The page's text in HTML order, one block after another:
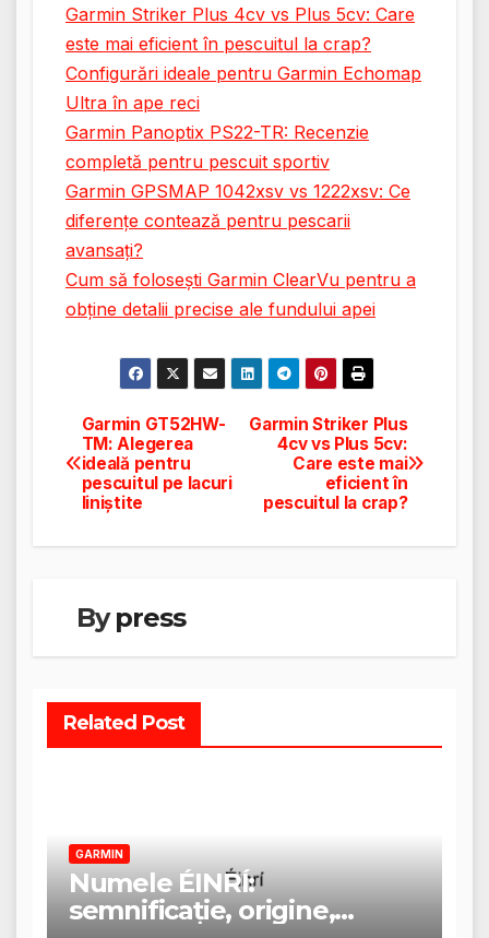
Garmin Striker Plus 4cv vs Plus 5cv: Care
este mai eficient în pescuitul la crap?
Configurări ideale pentru Garmin Echomap
Ultra în ape reci
Garmin Panoptix PS22-TR: Recenzie
completă pentru pescuit sportiv
Garmin GPSMAP 1042xsv vs 1222xsv: Ce
diferențe contează pentru pescarii
avansați?
Cum să folosești Garmin ClearVu pentru a
obține detalii precise ale fundului apei
Navigare
în
articole
Garmin Striker Plus
4cv vs Plus 5cv:
Care este mai
eficient în
pescuitul la crap?
Garmin GT52HW-
TM: Alegerea
ideală pentru
pescuitul pe lacuri
liniștite
Bypress
Related Post
GARMIN
Numele ÉINRÍ:
semnificație, origine,